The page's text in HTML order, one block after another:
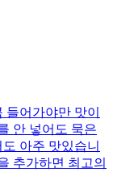
어가야만 맛이
안 넣어도 묵은
아주 맛있습니
추가하면 최고의